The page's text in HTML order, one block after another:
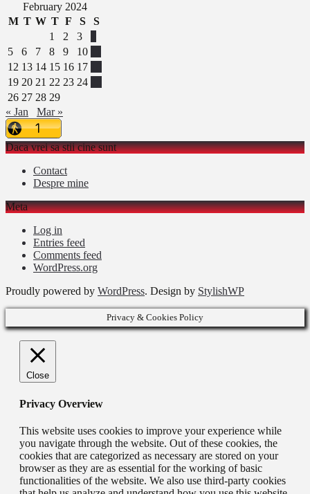
February 2024
M T W T F S
S
1
2 3
5
6 7 8 9 10
12 13 14 15 16 17
19 20 21 22 23 24
26 27 28 29
« Jan
Mar »
Daca vrei sa stii cine sunt
Contact
Despre mine
Meta
Log in
Entries feed
Comments feed
WordPress.org
Proudly powered by WordPress. Design by StylishWP
Privacy & Cookies Policy
Close
Privacy Overview
This website uses cookies to improve your experience while
you navigate through the website. Out of these cookies, the
cookies that are categorized as necessary are stored on your
browser as they are as essential for the working of basic
functionalities of the website. We also use third-party cookies